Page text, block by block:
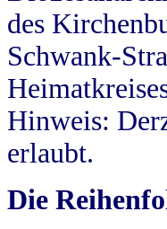
des
Schwank-
Hinweis:
erlaubt.
Die